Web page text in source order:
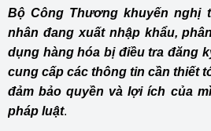
Bộ Công Thương khuyến nghị
nhân đang xuất nhập khẩu,
dụng hàng hóa bị điều tra đăng
cung cấp các thông tin cần thiết
đảm bảo quyền và lợi ích của
pháp luật.